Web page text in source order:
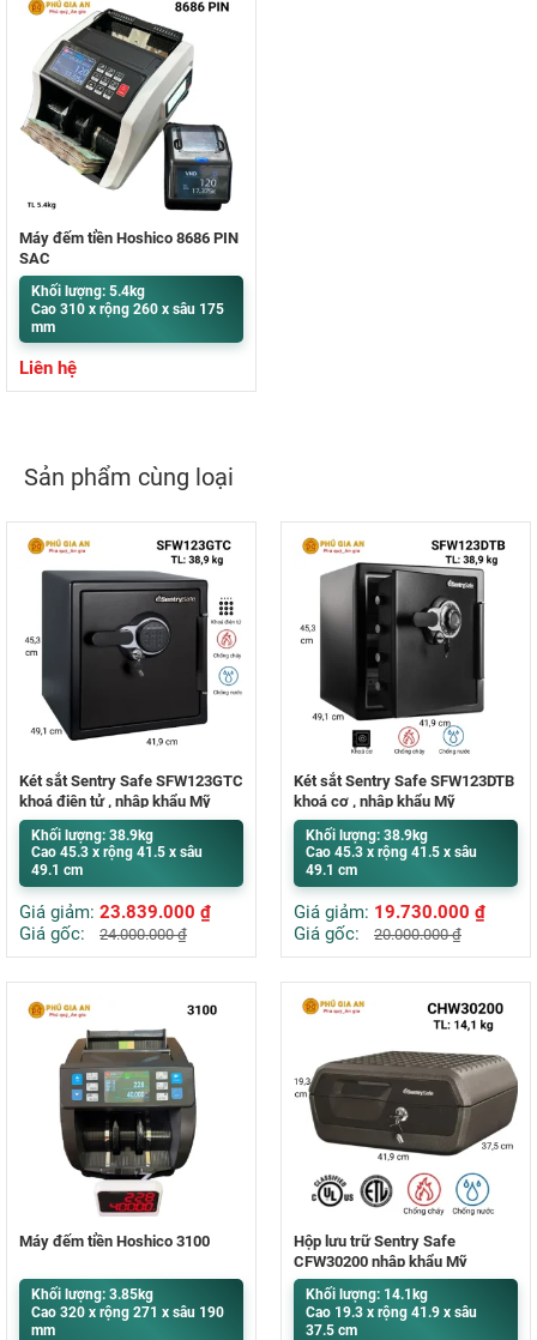
Máy đếm tiền Hoshico 8686 PIN
SẠC
Khối lượng: 5.4kg
Cao 310 x rộng 260 x sâu 175
mm
Liên hệ
Sản phẩm cùng loại
Két sắt Sentry Safe SFW123GTC
khoá điện tử , nhập khẩu Mỹ
Khối lượng: 38.9kg
Cao 45.3 x rộng 41.5 x sâu
49.1 cm
Giá giảm: 23.839.000 ₫
Giá gốc:
24.000.000₫
Két sắt Sentry Safe SFW123DTB
khoá cơ , nhập khẩu Mỹ
Khối lượng: 38.9kg
Cao 45.3 x rộng 41.5 x sâu
49.1 cm
Giá giảm: 19.730.000 ₫
Giá gốc:
20.000.000₫
Máy đếm tiền Hoshico 3100
Khối lượng: 3.85kg
Cao 320 x rộng 271 x sâu 190
mm
Hộp lưu trữ Sentry Safe
CFW30200 nhập khẩu Mỹ
Khối lượng: 14.1kg
Cao 19.3 x rộng 41.9 x sâu
37.5 cm